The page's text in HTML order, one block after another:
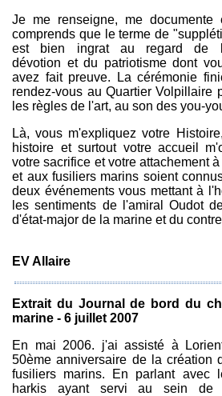
Je me renseigne, me documente
comprends que le terme de
est bien ingrat au regard de
dévotion et du patriotisme dont
avez fait preuve. La cérémonie
rendez-vous au Quartier Volpillaire
les règles de l'art, au son des you-
Là, vous m'expliquez votre
histoire et surtout votre accueil
votre sacrifice et votre attachement
et aux fusiliers marins soient
deux événements vous mettant à
les sentiments de l'amiral Oudot
d'état-major de la marine et du
EV Allaire
Extrait du Journal de bord du
marine - 6 juillet 2007
En mai 2006. j'ai assisté à
50ème anniversaire de la création
fusiliers marins. En parlant avec
harkis ayant servi au sein de